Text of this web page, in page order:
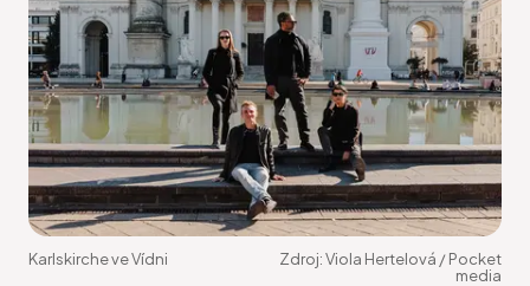
Karlskirche ve Vídni Zdroj:Viola Hertelová / Pocket
media